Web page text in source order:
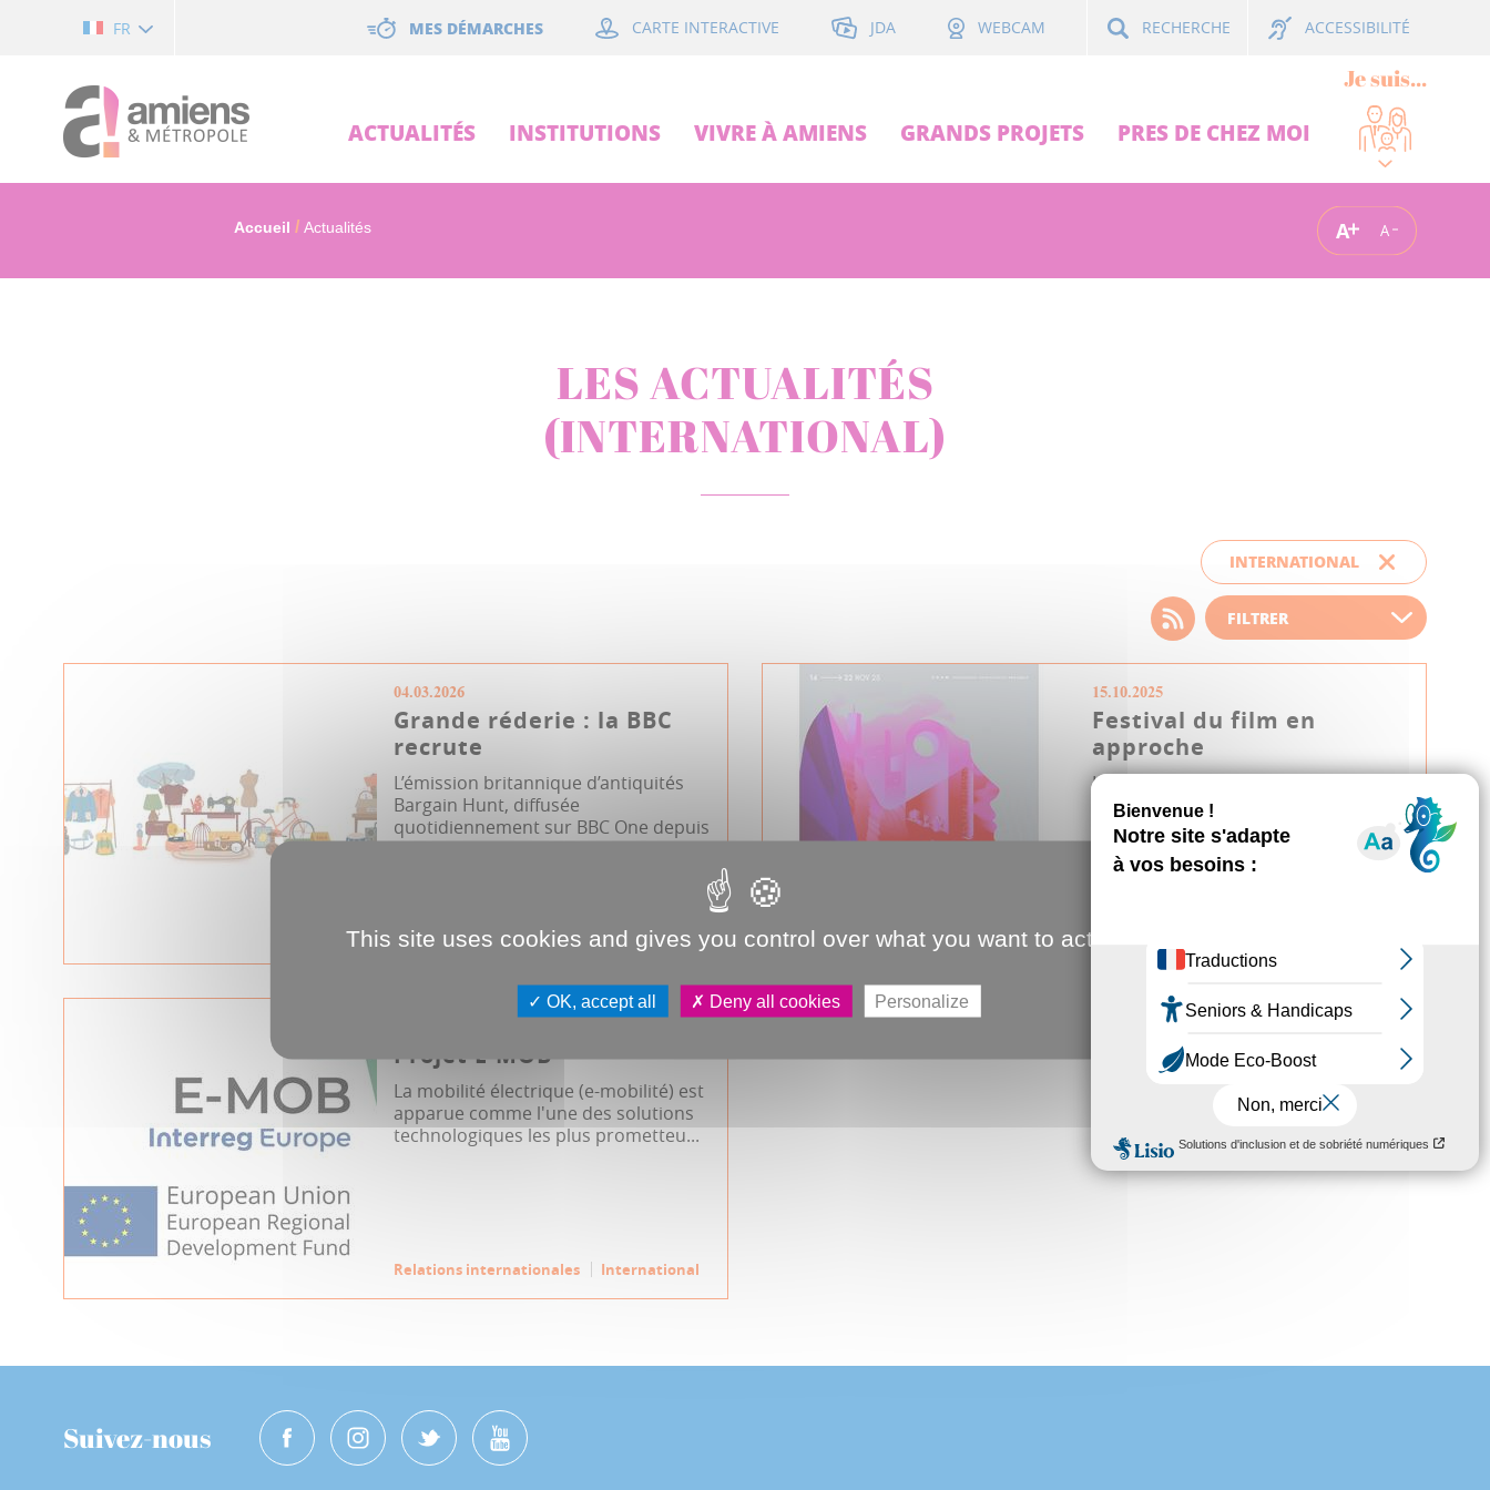
FR MES DÉMARCHES CARTE INTERACTIVE JDA WEBCAM RECHERCHE ACCESSIBILITÉ
ACTUALITÉS INSTITUTIONS VIVRE À AMIENS GRANDS PROJETS PRES DE CHEZ MOI
Je suis...
Accueil Actualités A A
LES ACTUALITÉS
(INTERNATIONAL)
INTERNATIONAL
Choisissez votre filtre
d'actualité
04.03.2026
Grande réderie : la BBC
recrute
L’émission britannique d’antiquités
Bargain Hunt, diffusée
quotidiennement sur BBC One depuis
vingt-cinq an...
International JDA Réderie
15.10.2025
Festival du film en
approche
L’affiche de la 45e édition du
Festival international du film
d’Amiens (du 14 au 22 nov...
Projet E-MOB
La mobilité électrique (e-mobilité) est
apparue comme l'une des solutions
technologiques les plus prometteu...
Relations internationales International
Suivez-nous
This site uses cookies and gives you control over what you want to activate
OK, accept all Deny all cookies Personalize